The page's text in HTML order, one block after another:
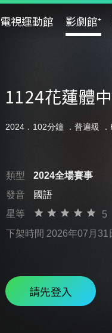
電視運動館 影劇館⁺
1124花蓮體
2024．102分鐘 ． 普遍級
類型
2024全場賽事
發音
國語
星等
5
下架時間 2026年07月31
請先登入